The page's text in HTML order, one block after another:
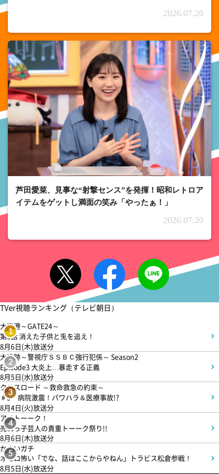
2026.07.20
芦田愛菜、見事な“射撃センス”を発揮！昭和レトロア
イテムをゲットし満面の笑み「やったぁ！」
2026.07.20
TVer視聴ランキング（テレビ朝日）
1
大空港～GATE24～
第3話 消えた子供と兎を追え！
8月6日(木)放送分
2
大追跡～警視庁ＳＳＢＣ強行犯係～ Season2
Episode3 大炎上…暴走する正義
8月5日(水)放送分
3
クロスロード ～救命救急の約束～
＃5 病院激震！パワハラ＆医療事故!?
8月4日(火)放送分
4
アメトーーク！
売れっ子芸人の貴重トーーク祭り!!
8月6日(木)放送分
5
かまいガチ
オモロ怖い「でな、話はここからやねん」トラビス松倉参戦！
8月5日(水)放送分